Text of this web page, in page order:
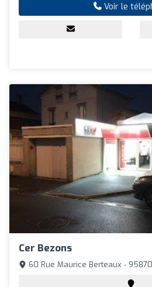
Voir le
Cer Bezons
60 Rue Maurice Berteaux -